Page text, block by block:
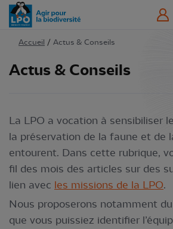
Accueil / Actus & Conseils
Actus & Conseils
La LPO a vocation à sensibiliser
la préservation de la faune et de
entourent. Dans cette rubrique,
fil des mois des articles sur des
lien avec les missions de la LPO.
Nous proposerons notamment
que vous puissiez identifier